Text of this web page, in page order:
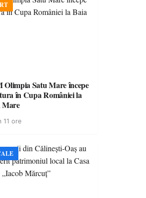
Olimpia Satu Mare începe
României la
Mare
11 ore